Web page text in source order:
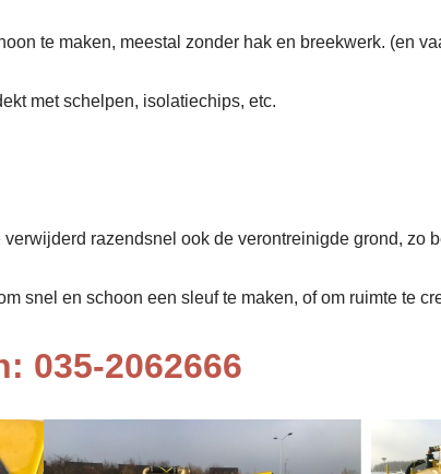
te maken, meestal zonder hak en breekwerk. (en
met schelpen, isolatiechips, etc.
razendsnel ook de verontreinigde grond, zo
snel en schoon een sleuf te maken, of om ruimte te
035-2062666